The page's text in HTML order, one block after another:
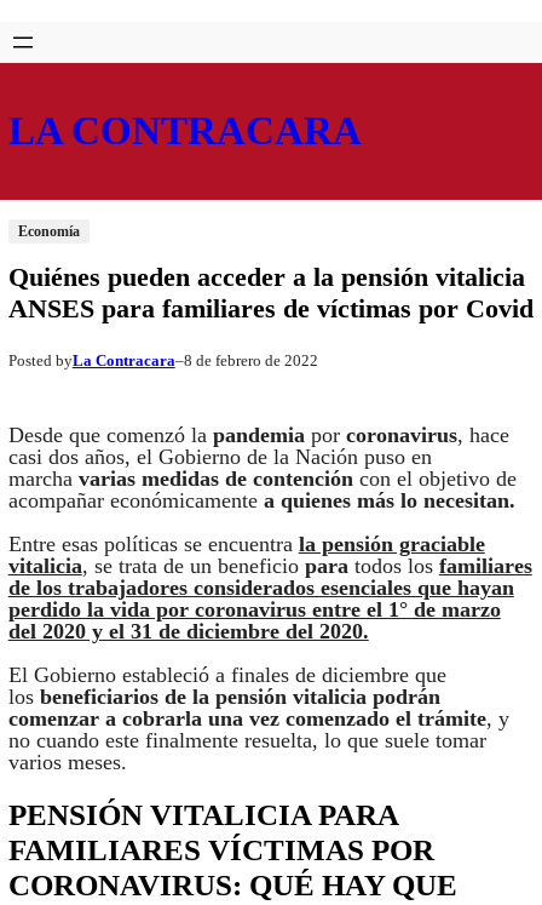
Saltar
al
Skip
to
LA CONTRACARA
Economía
Quiénes pueden acceder a la pensión vitalicia
ANSES para familiares de víctimas por Covid
Posted byLa Contracara–8 de febrero de 2022
Desde que comenzó la pandemiapor coronavirus, hace
casi dos años, el Gobierno de la Nación puso en
marcha varias medidas de contención con el objetivo de
acompañar económicamentea quienes más lo necesitan.
Entre esas políticas se encuentra la pensión graciable
vitalicia, se trata de un beneficio paratodos los familiares
de los trabajadores considerados esenciales que hayan
perdido la vida por coronavirus entre el 1° de marzo
del 2020 y el 31 de diciembre del 2020.
El Gobierno estableció a finales de diciembre que
losbeneficiarios de la pensión vitalicia podrán
comenzar a cobrarla una vez comenzado el trámite, y
no cuando este finalmente resuelta, lo que suele tomar
varios meses.
PENSIÓN VITALICIA PARA
FAMILIARES VÍCTIMAS POR
CORONAVIRUS: QUÉ HAY QUE